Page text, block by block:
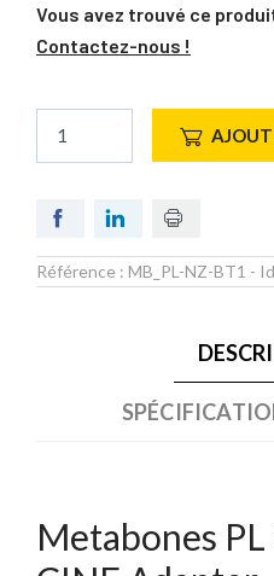
Vous avez trouvé ce
Contactez-nous !
Référence : MB_PL-NZ-BT1 -
Metabones